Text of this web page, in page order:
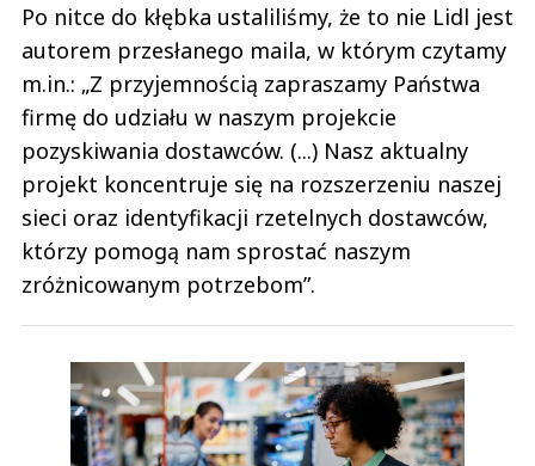
Po nitce do kłębka ustaliliśmy, że to nie Lidl jest
autorem przesłanego maila, w którym czytamy
m.in.: „Z przyjemnością zapraszamy Państwa
firmę do udziału w naszym projekcie
pozyskiwania dostawców. (...) Nasz aktualny
projekt koncentruje się na rozszerzeniu naszej
sieci oraz identyfikacji rzetelnych dostawców,
którzy pomogą nam sprostać naszym
zróżnicowanym potrzebom”.